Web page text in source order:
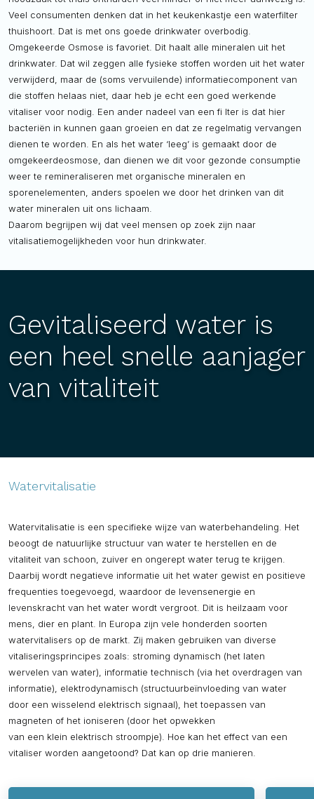
Veel consumenten denken dat in het keukenkastje een waterfilter
thuishoort. Dat is met ons goede drinkwater overbodig.
Omgekeerde Osmose is favoriet. Dit haalt alle mineralen uit het
drinkwater. Dat wil zeggen alle fysieke stoffen worden uit het water
verwijderd, maar de (soms vervuilende) informatiecomponent van
die stoffen helaas niet, daar heb je echt een goed werkende
vitaliser voor nodig. Een ander nadeel van een fi lter is dat hier
bacteriën in kunnen gaan groeien en dat ze regelmatig vervangen
dienen te worden. En als het water ‘leeg’ is gemaakt door de
omgekeerdeosmose, dan dienen we dit voor gezonde consumptie
weer te remineraliseren met organische mineralen en
sporenelementen, anders spoelen we door het drinken van dit
water mineralen uit ons lichaam.
Daarom begrijpen wij dat veel mensen op zoek zijn naar
vitalisatiemogelijkheden voor hun drinkwater.
Gevitaliseerd water is
een heel snelle aanjager
van vitaliteit
Watervitalisatie
Watervitalisatie is een specifieke wijze van waterbehandeling. Het
beoogt de natuurlijke structuur van water te herstellen en de
vitaliteit van schoon, zuiver en ongerept water terug te krijgen.
Daarbij wordt negatieve informatie uit het water gewist en positieve
frequenties toegevoegd, waardoor de levensenergie en
levenskracht van het water wordt vergroot. Dit is heilzaam voor
mens, dier en plant. In Europa zijn vele honderden soorten
watervitalisers op de markt. Zij maken gebruiken van diverse
vitaliseringsprincipes zoals: stroming dynamisch (het laten
wervelen van water), informatie technisch (via het overdragen van
informatie), elektrodynamisch (structuurbeïnvloeding van water
door een wisselend elektrisch signaal), het toepassen van
magneten of het ioniseren (door het opwekken
van een klein elektrisch stroompje). Hoe kan het effect van een
vitaliser worden aangetoond? Dat kan op drie manieren.